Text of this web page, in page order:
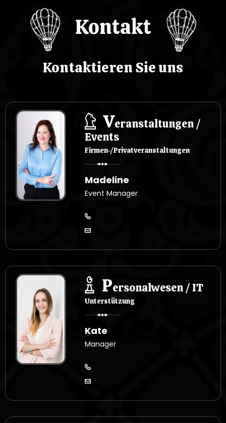
Kontakt
Kontaktieren Sie uns
Veranstaltungen /
Events
Firmen-/Privatveranstaltungen
Madeline
Event Manager
Personalwesen / IT
Unterstützung
Kate
Manager